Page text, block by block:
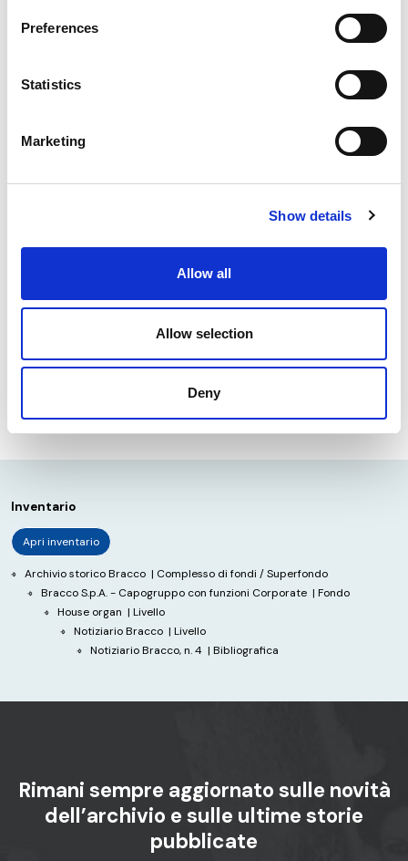
Preferences
Statistics
Marketing
Show details
Allow all
Allow selection
Deny
Livello/serie:
Inventario
Apri inventario
Archivio storico Bracco | Complesso di fondi / Superfondo
Bracco S.p.A. - Capogruppo con funzioni Corporate | Fondo
House organ | Livello
Notiziario Bracco | Livello
Notiziario Bracco, n. 4 | Bibliografica
Rimani sempre aggiornato sulle novità
dell’archivio e sulle ultime storie
pubblicate